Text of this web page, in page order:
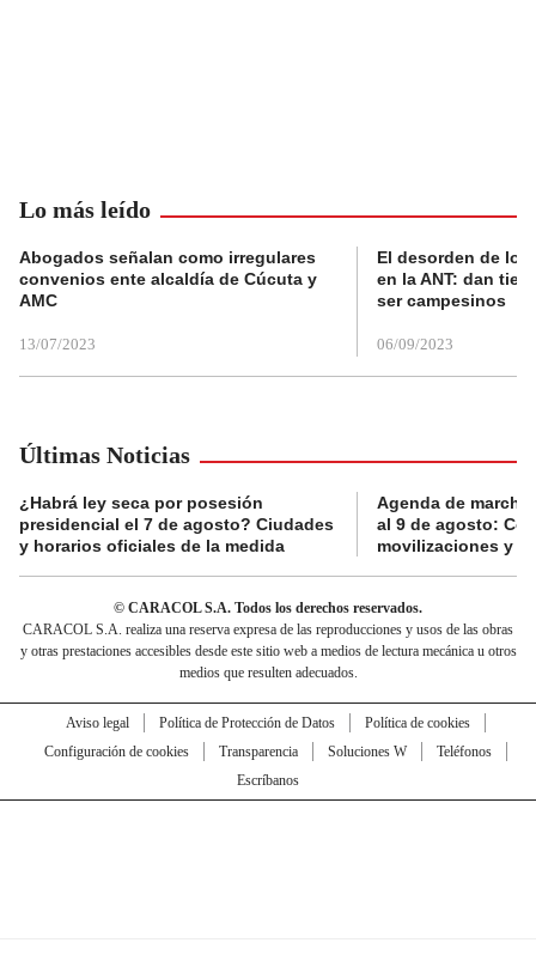
Lo más leído
Abogados señalan como irregulares
convenios ente alcaldía de Cúcuta y
AMC
13/07/2023
El desorden de
en la ANT: dan
ser campesinos
06/09/2023
Últimas Noticias
¿Habrá ley seca por posesión
presidencial el 7 de agosto? Ciudades
y horarios oficiales de la medida
Agenda de
al 9 de agosto:
movilizaciones y
© CARACOL S.A. Todos los derechos reservados.
CARACOL S.A. realiza una reserva expresa de las reproducciones y usos de las obras
y otras prestaciones accesibles desde este sitio web a medios de lectura mecánica u otros
medios que resulten adecuados.
Aviso legal Política de Protección de Datos
Política de cookies
Configuración de cookies
Transparencia Soluciones W
Teléfonos
Escríbanos